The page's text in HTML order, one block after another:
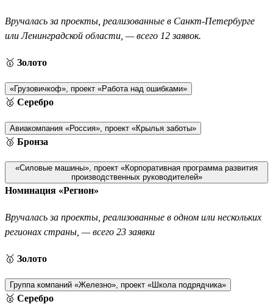
Вручалась за проекты, реализованные в Санкт-Петербурге
или Ленинградской области, — всего 12 заявок.
🥇 Золото
«Грузовичкоф», проект «Работа над ошибками»
🥈 Серебро
Авиакомпания «Россия», проект «Крылья заботы»
🥉 Бронза
«Силовые машины», проект «Корпоративная программа развития
производственных руководителей»
Номинация «Регион»
Вручалась за проекты, реализованные в одном или нескольких
регионах страны, — всего 23 заявки
🥇 Золото
Группа компаний «Железно», проект «Школа подрядчика»
🥈 Серебро